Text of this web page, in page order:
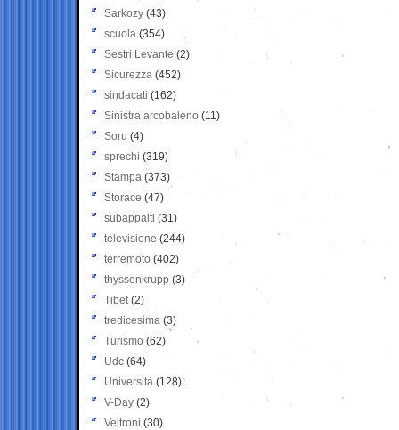
Sarkozy (43)
scuola (354)
Sestri Levante (2)
Sicurezza (452)
sindacati (162)
Sinistra arcobaleno (11)
Soru (4)
sprechi (319)
Stampa (373)
Storace (47)
subappalti (31)
televisione(244)
terremoto (402)
thyssenkrupp (3)
Tibet(2)
tredicesima (3)
Turismo (62)
Udc (64)
Università (128)
V-Day (2)
Veltroni (30)